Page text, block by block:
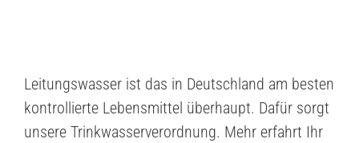
Leitungswasser ist das in Deutschland am besten
kontrollierte Lebensmittel überhaupt. Dafür sorgt
unsere Trinkwasserverordnung. Mehr erfahrt Ihr